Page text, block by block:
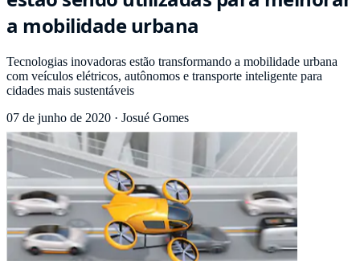
a mobilidade urbana
Tecnologias inovadoras estão transformando a mobilidade urbana
com veículos elétricos, autônomos e transporte inteligente para
cidades mais sustentáveis
07 de junho de 2020 · Josué Gomes